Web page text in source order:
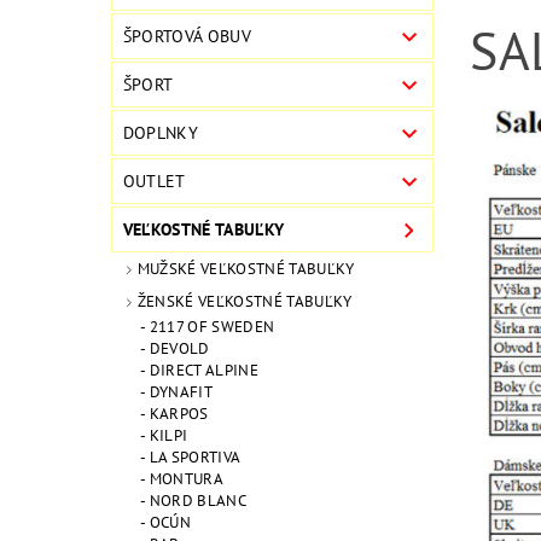
ŠPORTOVÁ OBUV
ŠPORT
DOPLNKY
OUTLET
VEĽKOSTNÉ TABUĽKY
MUŽSKÉ VEĽKOSTNÉ TABUĽKY
ŽENSKÉ VEĽKOSTNÉ TABUĽKY
2117 OF SWEDEN
DEVOLD
DIRECT ALPINE
DYNAFIT
KARPOS
KILPI
LA SPORTIVA
MONTURA
NORD BLANC
OCÚN